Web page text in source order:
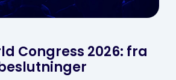
Congress 2026: fra